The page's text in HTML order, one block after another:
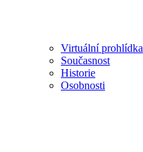
Virtuální prohlídka
Současnost
Historie
Osobnosti